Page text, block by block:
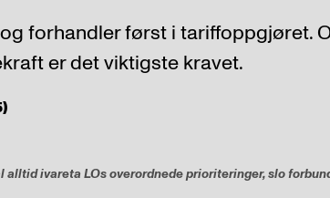
forhandler først i tariffoppgjøret.
er det viktigste kravet.
ivareta LOs overordnede prioriteringer, slo